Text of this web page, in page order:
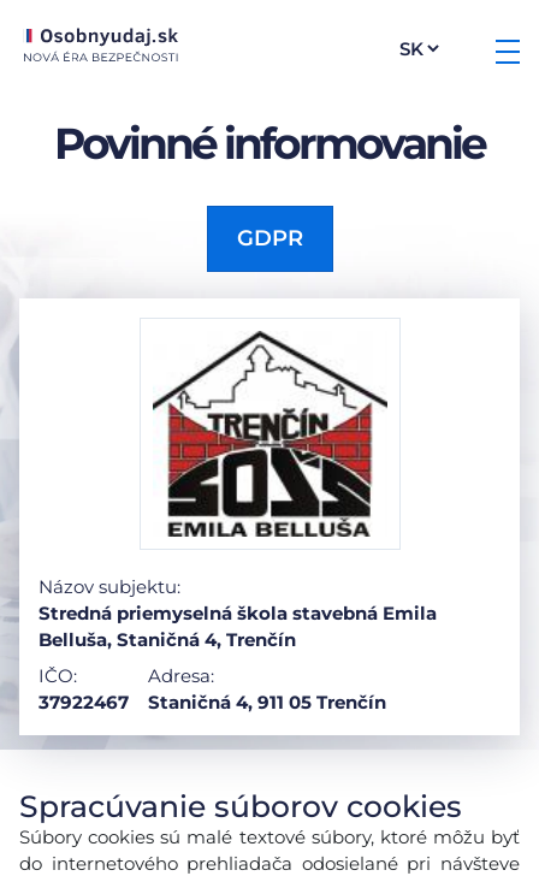
Povinné informovanie
GDPR
Názov subjektu:
Stredná priemyselná škola stavebná Emila
Belluša, Staničná 4, Trenčín
IČO:
37922467
Adresa:
Staničná 4, 911 05 Trenčín
Spracúvanie súborov cookies
Súbory cookies sú malé textové súbory, ktoré môžu byť
do internetového prehliadača odosielané pri návšteve